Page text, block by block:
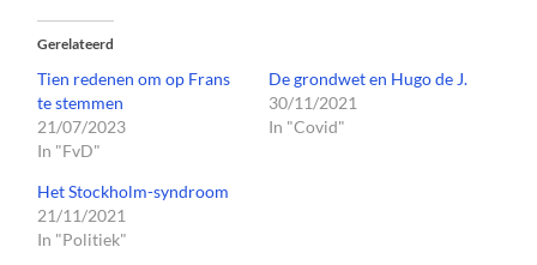
Gerelateerd
Tien redenen om op Frans
te stemmen
21/07/2023
In "FvD"
De grondwet en Hugo de J.
30/11/2021
In "Covid"
Het Stockholm-syndroom
21/11/2021
In "Politiek"